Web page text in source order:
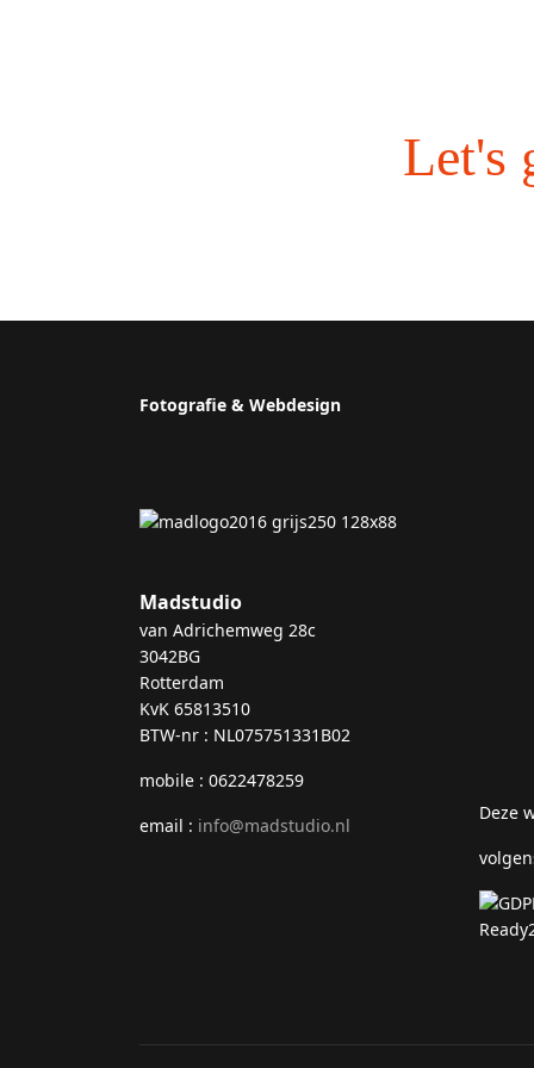
Let's
Fotografie & Webdesign
Madstudio
van Adrichemweg 28c
3042BG
Rotterdam
KvK 65813510
BTW-nr : NL075751331B02
mobile : 0622478259
email : info@madstudio.nl
Deze